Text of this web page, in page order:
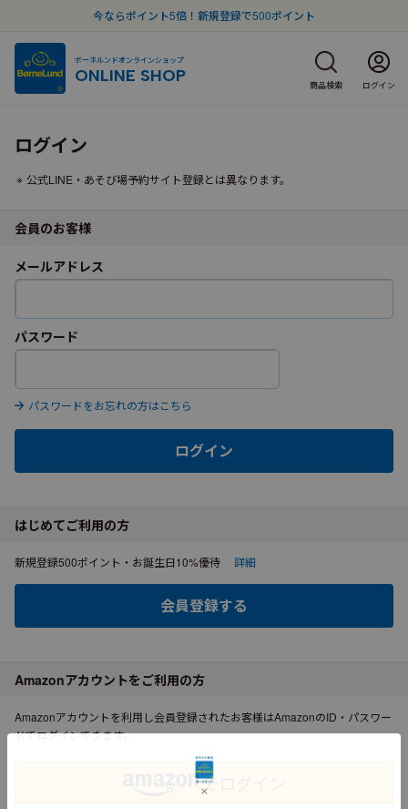
今ならポイント5倍！新規登録で500ポイント
ボーネルンドオンラインショップ
ONLINE SHOP 商品検索 ログイン
ログイン
公式LINE・あそび場予約サイト登録とは異なります。
会員のお客様
メールアドレス
パスワード
パスワードをお忘れの方はこちら
ログイン
はじめてご利用の方
新規登録500ポイント・お誕生日10%優待 詳細
会員登録する
Amazonアカウントをご利用の方
Amazonアカウントを利用し会員登録されたお客様はAmazonのID・パスワー
ドでログインできます。